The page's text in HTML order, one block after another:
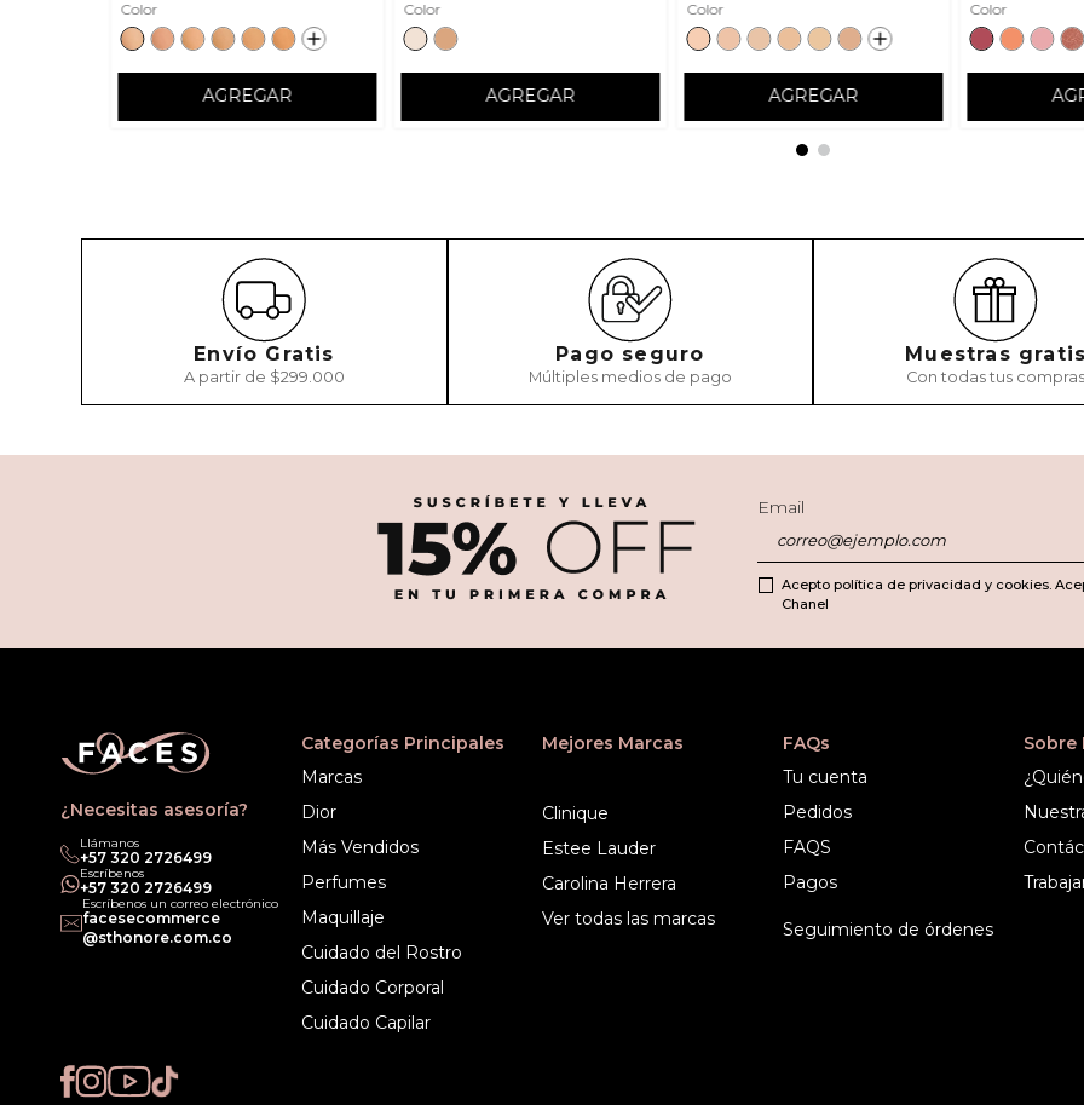
Color
AGREGAR
Color
AGREGAR
Color
AGREGAR
Color
Envío Gratis
A partir de $299.000
Pago seguro
Múltiples medios de pago
Muestras gratis
Con todas tus compras
Email
Acepto política de privacidad y cookies.
Chanel
¿Necesitas asesoría?
Llámanos
‎+57 320 2726499
Escríbenos
‎+57 320 2726499
Escríbenos un correo electrónico
facesecommerce
@sthonore.com.co
Categorías Principales
Marcas
Dior
Más Vendidos
Perfumes
Maquillaje
Cuidado del Rostro
Cuidado Corporal
Cuidado Capilar
Mejores Marcas
Clinique
Estee Lauder
Carolina Herrera
Ver todas las marcas
FAQs
Tu cuenta
Pedidos
FAQS
Pagos
Seguimiento de órdenes
Sobre